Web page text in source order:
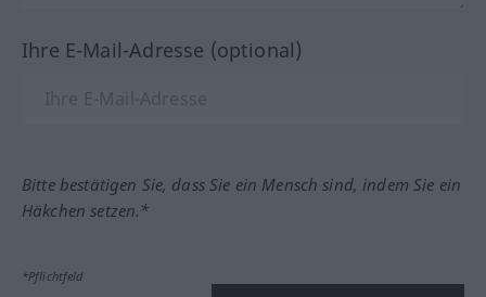
Ihre E-Mail-Adresse (optional)
Bitte bestätigen Sie, dass Sie ein Mensch sind, indem Sie ein
Häkchen setzen.*
*Pflichtfeld